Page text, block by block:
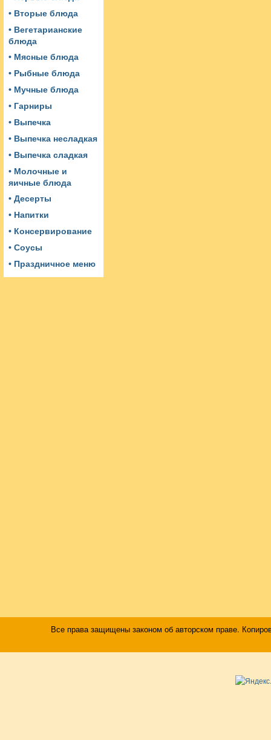
• Вторые блюда
• Вегетарианские
блюда
• Мясные блюда
• Рыбные блюда
• Мучные блюда
• Гарниры
• Выпечка
• Выпечка несладкая
• Выпечка сладкая
• Молочные и
яичные блюда
• Десерты
• Напитки
• Консервирование
• Соусы
• Праздничное меню
Все права защищены законом об авторском праве.